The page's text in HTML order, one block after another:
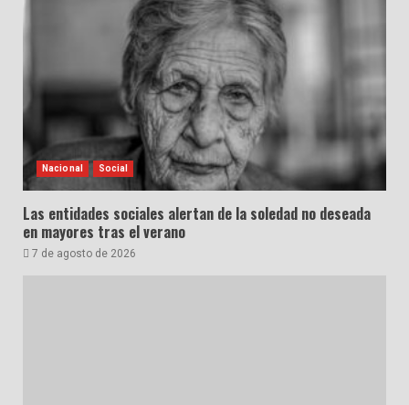
Nacional Social
Las entidades sociales alertan de la soledad no deseada
en mayores tras el verano
7 de agosto de 2026